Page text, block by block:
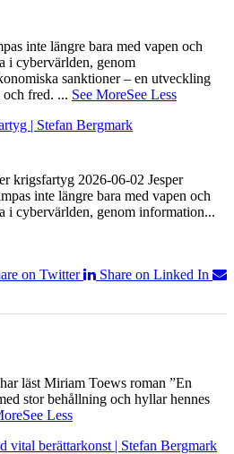
inte längre bara med vapen och
i cybervärlden, genom
sanktioner – en utveckling
och fred. ... See MoreSee Less
| Stefan Bergmark
krigsfartyg 2026-06-02 Jesper
inte längre bara med vapen och
i cybervärlden, genom information...
on Twitter
Share on Linked In
läst Miriam Toews roman ”En
stor behållning och hyllar hennes
See Less
vital berättarkonst | Stefan Bergmark